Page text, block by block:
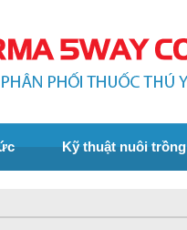
Kỹ thuật nuôi trồng